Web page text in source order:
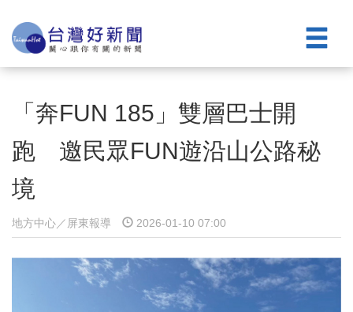
「奔FUN 185」雙層巴士開
跑 邀民眾FUN遊沿山公路秘
境
地方中心／屏東報導 2026-01-10 07:00